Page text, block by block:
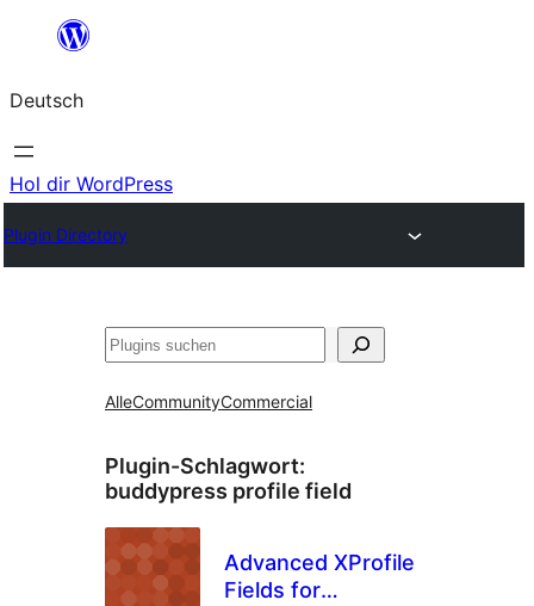
springen
Deutsch
Hol dir WordPress
Plugin Directory
Suchen
AlleCommunityCommercial
Plugin-Schlagwort:
buddypress profile field
Advanced XProfile
Fields for